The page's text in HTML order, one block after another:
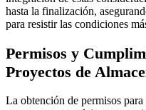
hasta la finalización,
para resistir las condiciones
Permisos y
Proyectos de
La obtención de permisos